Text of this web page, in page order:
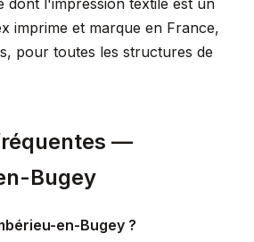
dont l'impression textile est un
imprime et marque en France,
pour toutes les structures de
—
Bugey
en-Bugey ?